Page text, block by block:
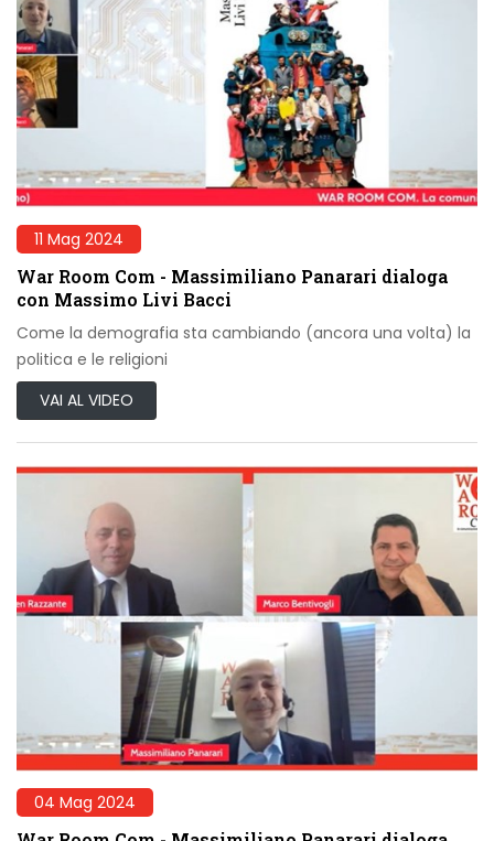
11 Mag 2024
War Room Com - Massimiliano Panarari dialoga
con Massimo Livi Bacci
Come la demografia sta cambiando (ancora una volta) la
politica e le religioni
VAI AL VIDEO
04 Mag 2024